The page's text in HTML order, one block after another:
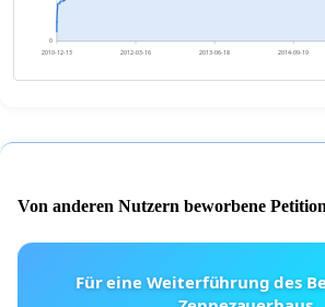
0
2010-12-13 2012-03-16 2013-06-18 2014-09-19
Von anderen Nutzern beworbene
Für eine Weiterführung des